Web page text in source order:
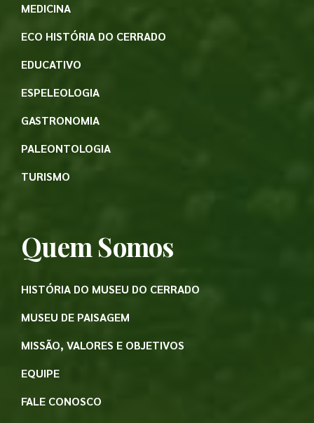
MEDICINA
ECO HISTÓRIA DO CERRADO
EDUCATIVO
ESPELEOLOGIA
GASTRONOMIA
PALEONTOLOGIA
TURISMO
Quem Somos
HISTÓRIA DO MUSEU DO CERRADO
MUSEU DE PAISAGEM
MISSÃO, VALORES E OBJETIVOS
EQUIPE
FALE CONOSCO